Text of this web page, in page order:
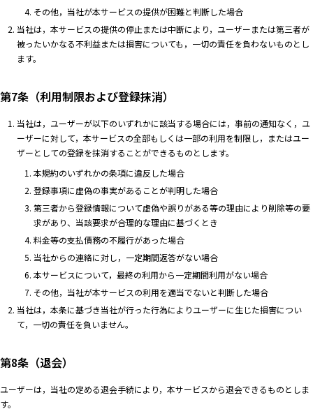
その他，当社が本サービスの提供が困難と判断した場合
当社は，本サービスの提供の停止または中断により，ユーザーまたは第三者が
被ったいかなる不利益または損害についても，一切の責任を負わないものとし
ます。
第7条（利用制限および登録抹消）
当社は，ユーザーが以下のいずれかに該当する場合には，事前の通知なく，ユ
ーザーに対して，本サービスの全部もしくは一部の利用を制限し，またはユー
ザーとしての登録を抹消することができるものとします。
本規約のいずれかの条項に違反した場合
登録事項に虚偽の事実があることが判明した場合
第三者から登録情報について虚偽や誤りがある等の理由により削除等の要
求があり、当該要求が合理的な理由に基づくとき
料金等の支払債務の不履行があった場合
当社からの連絡に対し，一定期間返答がない場合
本サービスについて，最終の利用から一定期間利用がない場合
その他，当社が本サービスの利用を適当でないと判断した場合
当社は，本条に基づき当社が行った行為によりユーザーに生じた損害につい
て，一切の責任を負いません。
第8条（退会）
ユーザーは，当社の定める退会手続により，本サービスから退会できるものとしま
す。